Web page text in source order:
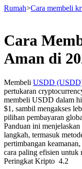
Berjangka
USDT Berjangka
Kontrak berjangka
Rumah>Cara membeli
Cara
Aman di
Membeli USDD
pertukaran
membeli USDD dalam
$1, sambil mengakses
pilihan pembayaran
Panduan ini
langkah, termasuk
pertimbangan
cara paling efisien
Peringkat Kripto 4.2